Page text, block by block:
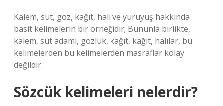
Kalem, süt, göz, kağıt, halı ve yürüyüş hakkında
basit kelimelerin bir örneğidir; Bununla birlikte,
kalem, süt adamı, gözlük, kağıt, kağıt, halılar, bu
kelimelerden bu kelimelerden masraflar kolay
değildir.
Sözcük kelimeleri nelerdir?